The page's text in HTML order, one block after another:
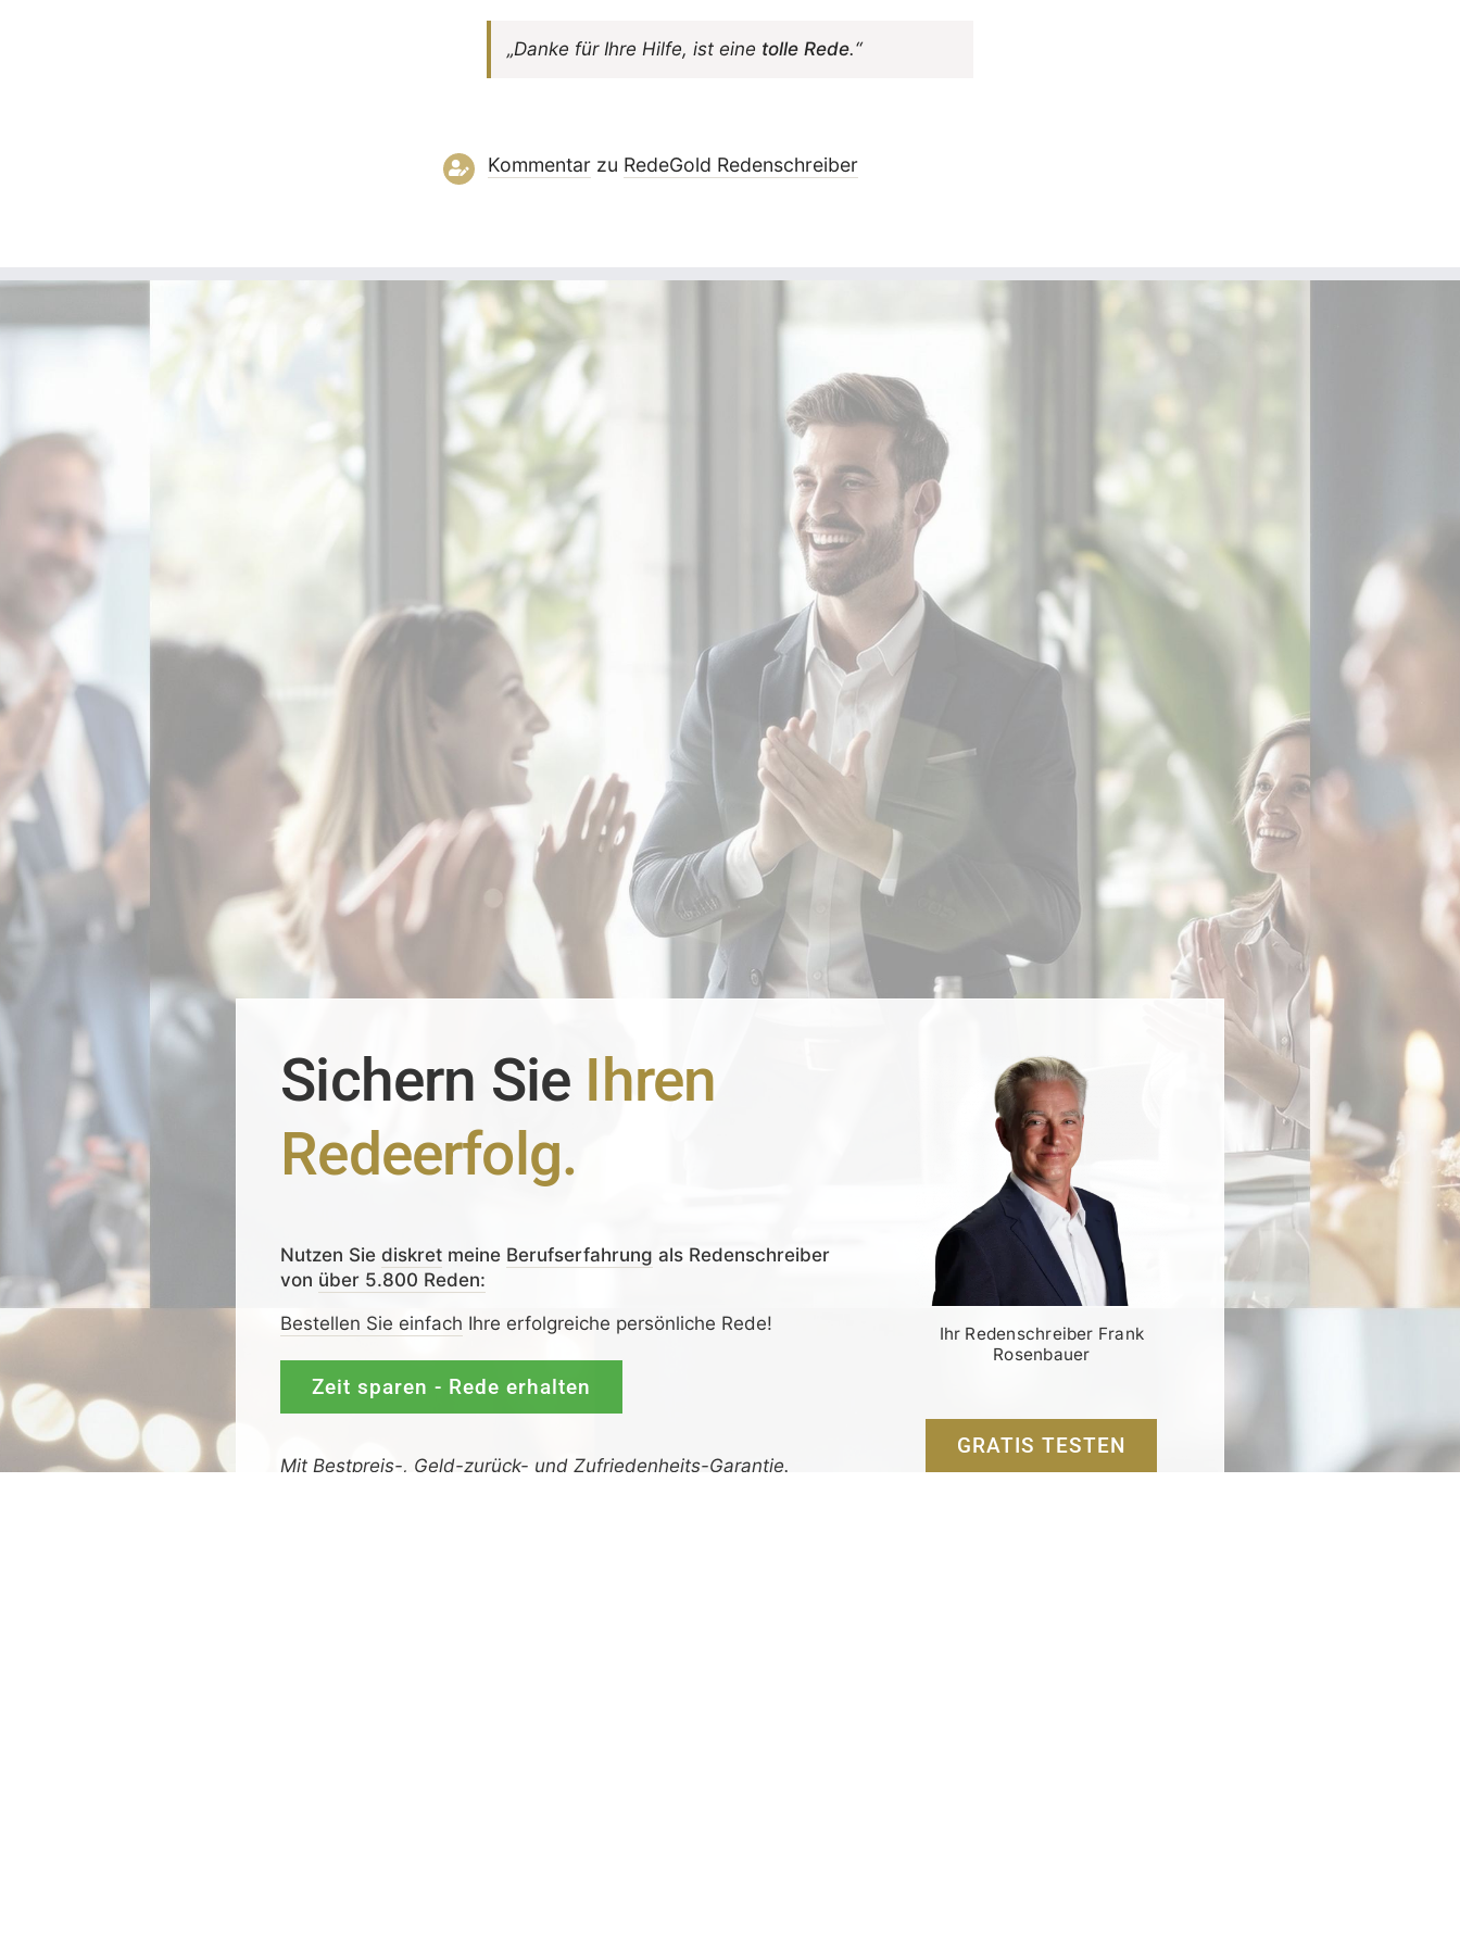
„Danke für Ihre Hilfe, ist eine tolle Rede.“
Kommentarzu RedeGold Reden­schreiber
Sichern Sie Ihren
Redeerfolg.
Nutzen Siediskret meine Berufserfahrung als Redenschreiber
von über 5.800 Reden:
Bestellen Sie einfach Ihre erfolgreiche persönliche Rede!
Zeit sparen - Rede erhalten
MitBestpreis-, Geld-zurück- undZufrieden­­heits-Garantie.
Ihr Redenschreiber Frank
Rosenbauer
GRATIS TESTEN